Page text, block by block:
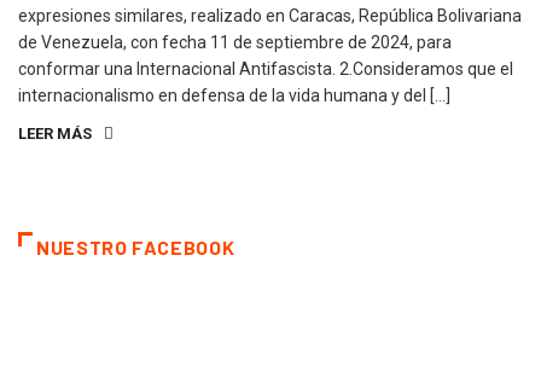
expresiones similares, realizado en Caracas, República Bolivariana
de Venezuela, con fecha 11 de septiembre de 2024, para
conformar una Internacional Antifascista. 2.Consideramos que el
internacionalismo en defensa de la vida humana y del […]
LEER MÁS
NUESTRO FACEBOOK